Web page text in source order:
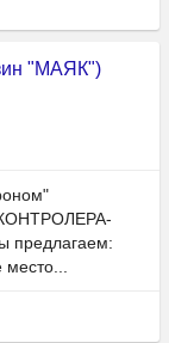
"МАЯК")
КОНТРОЛЕРА-
предлагаем:
место...